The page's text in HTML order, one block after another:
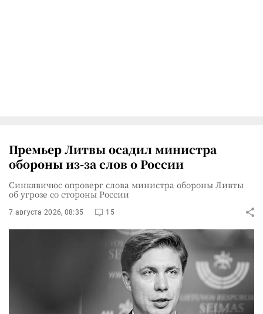
Премьер Литвы осадил министра
обороны из-за слов о России
Синкявичюс опроверг слова министра обороны Ливты
об угрозе со стороны России
7 августа 2026, 08:35 15